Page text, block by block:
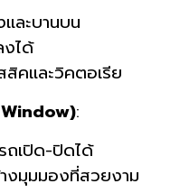
ละบานบน
งได้
สิคและวิคตอเรีย
:
ถเปิด-ปิดได้
งมุมมองที่สวยงาม